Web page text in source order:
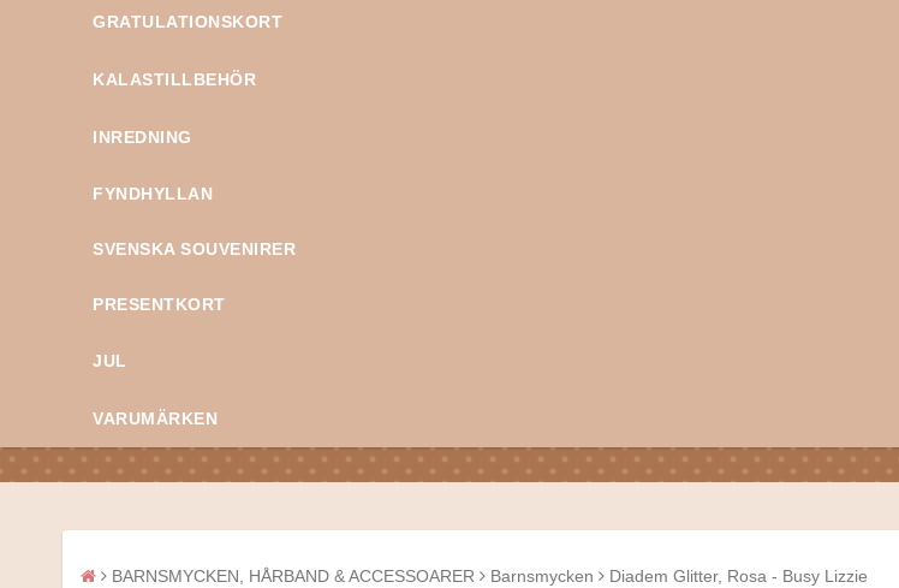
GRATULATIONSKORT
KALASTILLBEHÖR
INREDNING
FYNDHYLLAN
SVENSKA SOUVENIRER
PRESENTKORT
JUL
VARUMÄRKEN
BARNSMYCKEN, HÅRBAND & ACCESSOARER Barnsmycken Diadem Glitter, Rosa - Busy Lizzie